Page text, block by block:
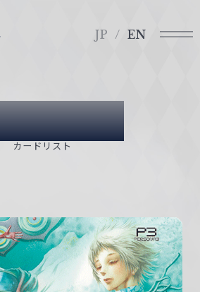
JP EN
List
カードリスト